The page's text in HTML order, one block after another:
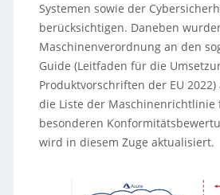
Systemen sowie der
berücksichtigen. Daneben
Maschinenverordnung an den
Guide (Leitfaden für die
Produktvorschriften der EU 2022)
die Liste der
besonderen
wird in diesem Zuge aktualisiert.